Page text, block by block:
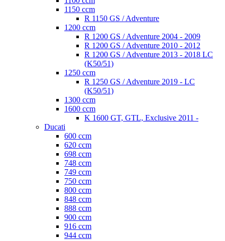
1150 ccm
R 1150 GS / Adventure
1200 ccm
R 1200 GS / Adventure 2004 - 2009
R 1200 GS / Adventure 2010 - 2012
R 1200 GS / Adventure 2013 - 2018 LC
(K50/51)
1250 ccm
R 1250 GS / Adventure 2019 - LC
(K50/51)
1300 ccm
1600 ccm
K 1600 GT, GTL, Exclusive 2011 -
Ducati
600 ccm
620 ccm
698 ccm
748 ccm
749 ccm
750 ccm
800 ccm
848 ccm
888 ccm
900 ccm
916 ccm
944 ccm